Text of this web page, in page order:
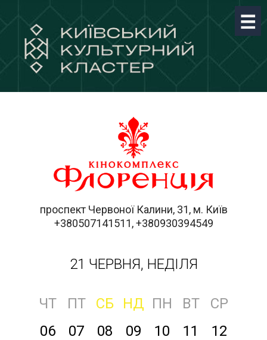
проспект Червоної Калини, 31, м. Київ
+380507141511, +380930394549
21 ЧЕРВНЯ, НЕДІЛЯ
ЧТ ПТ СБ НД ПН ВТ
СР
06
07 08 09 10 11 12